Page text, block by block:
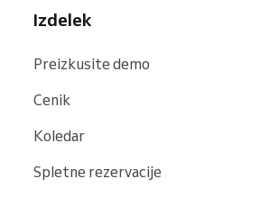
Izdelek
Preizkusite demo
Cenik
Koledar
Spletne rezervacije